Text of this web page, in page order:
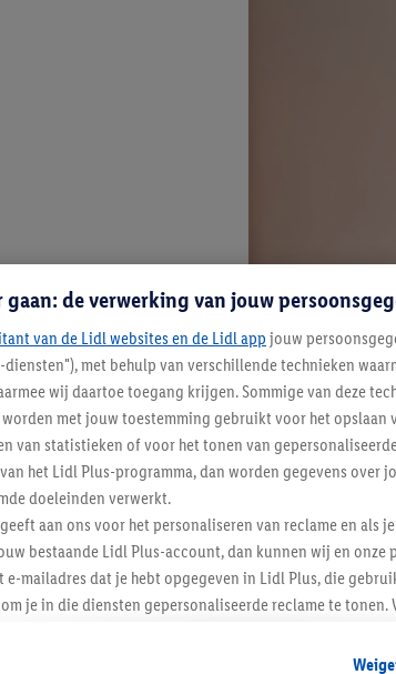
de verwerking van jouw
van de Lidl websites en de Lidl app jouw
met behulp van verschillende technieken
wij daartoe toegang krijgen. Sommige van deze
met jouw toestemming gebruikt voor het opslaan
van statistieken of voor het tonen van
het Lidl Plus-programma, dan worden gegevens over
doeleinden verwerkt.
aan ons voor het personaliseren van reclame en als
bestaande Lidl Plus-account, dan kunnen wij en onze
mailadres dat je hebt opgegeven in Lidl Plus, die
je in die diensten gepersonaliseerde reclame te tonen.